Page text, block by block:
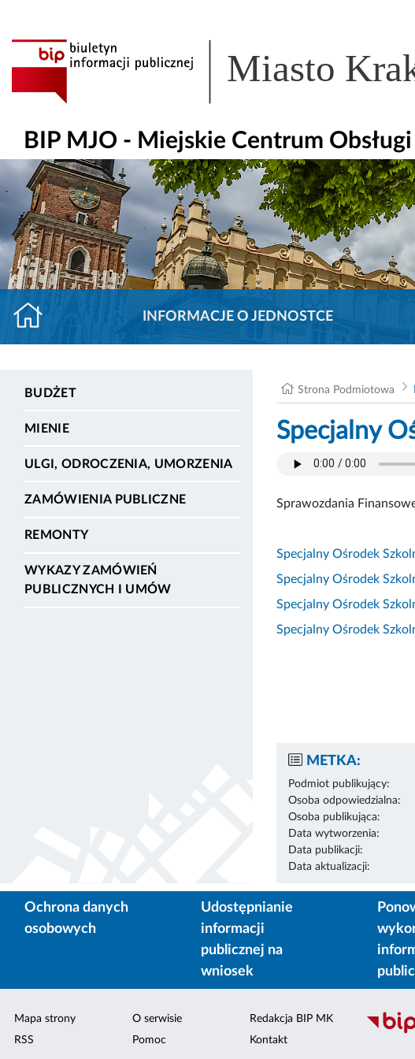
Miasto
BIP MJO - Miejskie Centrum
INFORMACJE O JEDNOSTCE
BUDŻET
MIENIE
ULGI, ODROCZENIA, UMORZENIA
ZAMÓWIENIA PUBLICZNE
REMONTY
WYKAZY ZAMÓWIEŃ
PUBLICZNYCH I UMÓW
Strona Podmiotowa
Specjalny
Sprawozdania
Specjalny Ośrodek
Specjalny Ośrodek
Specjalny Ośrodek
Specjalny Ośrodek
METKA:
Podmiot publikujący:
Osoba odpowiedzialna:
Osoba publikująca:
Data wytworzenia:
Data publikacji:
Data aktualizacji:
Ochrona danych
osobowych
Udostępnianie
informacji
publicznej na
wniosek
Mapa strony
RSS
O serwisie
Pomoc
Redakcja BIP MK
Kontakt